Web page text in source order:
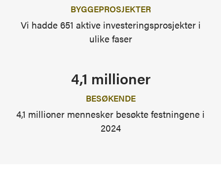
BYGGEPROSJEKTER
Vi hadde 651 aktive investeringsprosjekter i
ulike faser
4,1 millioner
BESØKENDE
4,1 millioner mennesker besøkte festningene i
2024